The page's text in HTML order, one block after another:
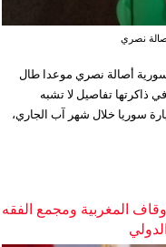
أصالة نصري
أصالة نصري موعدا طال
ذاكرتها تفاصيل لا تشبه
سوريا خلال شهر آب الجاري،
المغربية ومجمع الفقه